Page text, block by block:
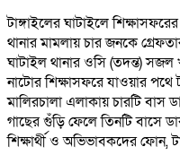
টাঙ্গাইলের ঘাটাইলে
থানার মামলায় চার জনকে
ঘাটাইল থানার ওসি (তদন্ত) সজল
নাটোর শিক্ষাসফরে যাওয়ার পথে
মালিরচালা এলাকায় চারটি
গাছের গুঁড়ি ফেলে তিনটি বাসে
শিক্ষার্থী ও অভিভাবকদের ফোন,